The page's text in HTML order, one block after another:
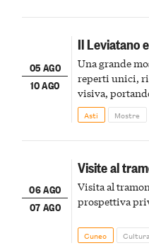
05 AGO
10 AGO
Il Leviatano
Una grande
reperti unici,
visiva,
della scena le
Asti Mostre
06 AGO
07 AGO
Visite al
Visita al
prospettiva
Cuneo